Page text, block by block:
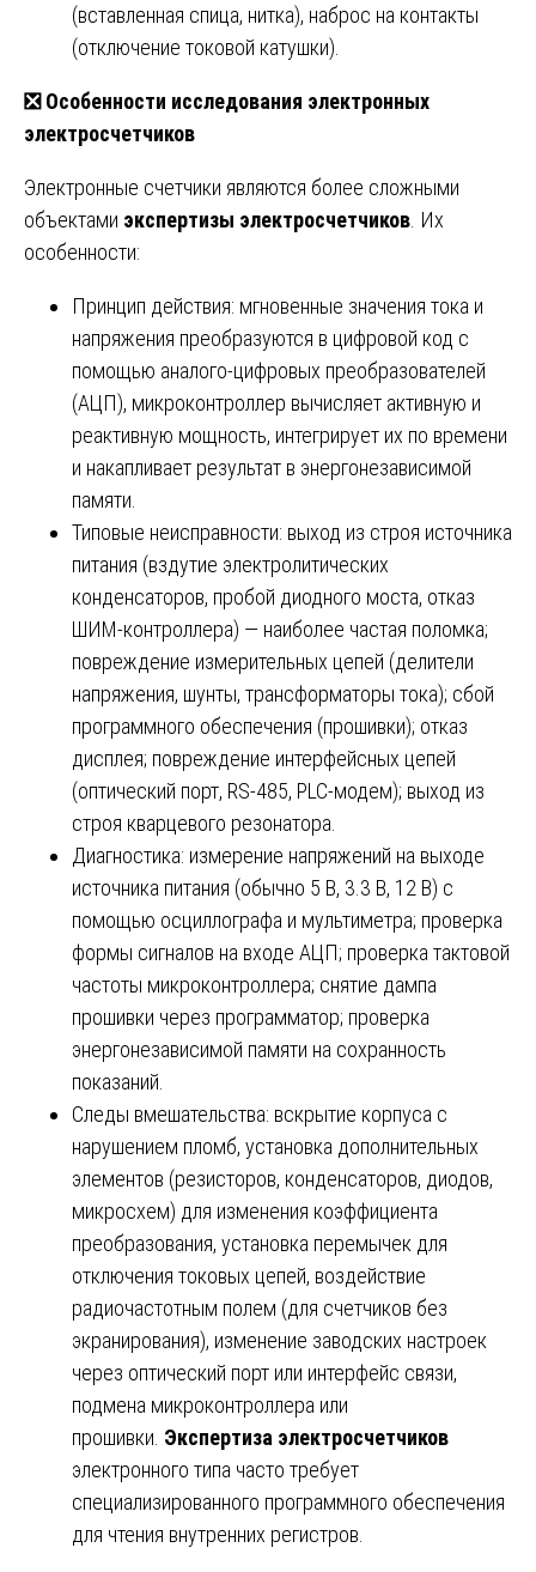
(вставленная спица, нитка), наброс на контакты
(отключение токовой катушки).
❎Особенности исследования электронных
электросчетчиков
Электронные счетчики являются более сложными
объектами экспертизы электросчетчиков . Их
особенности:
Принцип действия: мгновенные значения тока и
напряжения преобразуются в цифровой код с
помощью аналого-цифровых преобразователей
(АЦП), микроконтроллер вычисляет активную и
реактивную мощность, интегрирует их по времени
и накапливает результат в энергонезависимой
памяти.
Типовые неисправности: выход из строя источника
питания (вздутие электролитических
конденсаторов, пробой диодного моста, отказ
ШИМ-контроллера) — наиболее частая поломка;
повреждение измерительных цепей (делители
напряжения, шунты, трансформаторы тока); сбой
программного обеспечения (прошивки); отказ
дисплея; повреждение интерфейсных цепей
(оптический порт, RS-485, PLC-модем); выход из
строя кварцевого резонатора.
Диагностика: измерение напряжений на выходе
источника питания (обычно 5 В, 3.3 В, 12 В) с
помощью осциллографа и мультиметра; проверка
формы сигналов на входе АЦП; проверка тактовой
частоты микроконтроллера; снятие дампа
прошивки через программатор; проверка
энергонезависимой памяти на сохранность
показаний.
Следы вмешательства: вскрытие корпуса с
нарушением пломб, установка дополнительных
элементов (резисторов, конденсаторов, диодов,
микросхем) для изменения коэффициента
преобразования, установка перемычек для
отключения токовых цепей, воздействие
радиочастотным полем (для счетчиков без
экранирования), изменение заводских настроек
через оптический порт или интерфейс связи,
подмена микроконтроллера или
прошивки. Экспертиза электросчетчиков
электронного типа часто требует
специализированного программного обеспечения
для чтения внутренних регистров.